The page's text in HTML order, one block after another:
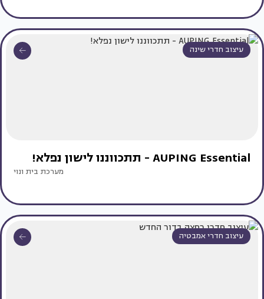
עיצוב חדרי שינה
AUPING Essential - תתכווננו לישון נפלא!
מערכת בית ונוי
עיצוב חדרי אמבטיה